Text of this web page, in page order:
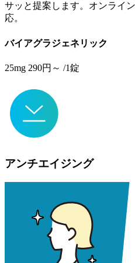
サッと提案します。オンライ
応。
バイアグラジェネリック
25mg 290円～ /1錠
アンチエイジング